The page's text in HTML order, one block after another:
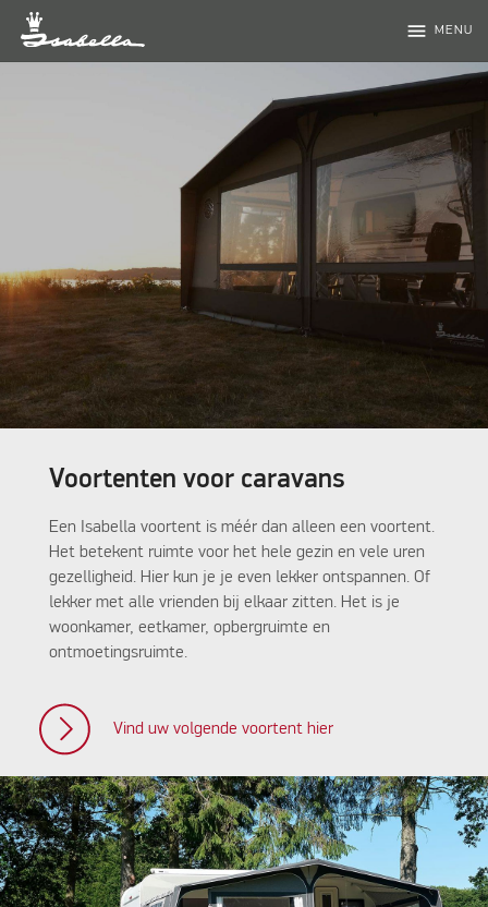
menu MENU
Voortenten voor caravans
Een Isabella voortent is méér dan alleen een voortent.
Het betekent ruimte voor het hele gezin en vele uren
gezelligheid. Hier kun je je even lekker ontspannen. Of
lekker met alle vrienden bij elkaar zitten. Het is je
woonkamer, eetkamer, opbergruimte en
ontmoetingsruimte.
Vind uw volgende voortent hier